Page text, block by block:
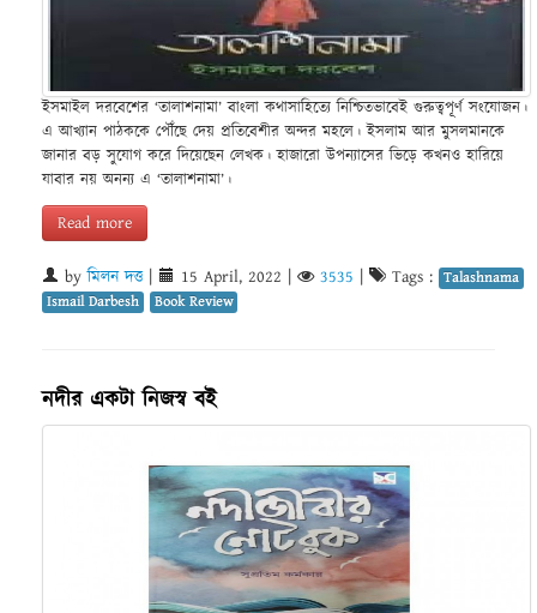
ইসমাইল দরবেশের ‘তালাশনামা’ বাংলা কথাসাহিত্যে নিশ্চিতভাবেই গুরুত্বপূর্ণ সংযোজন।
এ আখ্যান পাঠককে পৌঁছে দেয় প্রতিবেশীর অন্দর মহলে। ইসলাম আর মুসলমানকে
জানার বড় সুযোগ করে দিয়েছেন লেখক। হাজারো উপন্যাসের ভিড়ে কখনও হারিয়ে
যাবার নয় অনন্য এ ‘তালাশনামা’।
Read more
byমিলন দত্ত| 15 April, 2022 3535 Tags : Talashnama
Ismail Darbesh
Book Review
নদীর একটা নিজস্ব বই